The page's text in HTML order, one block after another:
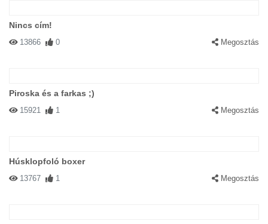
Nincs cím!
13866 0 Megosztás
Piroska és a farkas ;)
15921 1 Megosztás
Húsklopfoló boxer
13767 1 Megosztás